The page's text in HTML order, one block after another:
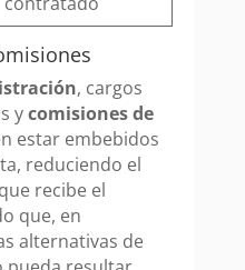
, cargos
ycomisiones de
estar embebidos
reduciendo el
recibe el
que, en
alternativas de